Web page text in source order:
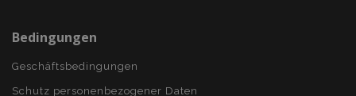
Bedingungen
Geschäftsbedingungen
Schutz personenbezogener Daten
Unbedingt erforderlich